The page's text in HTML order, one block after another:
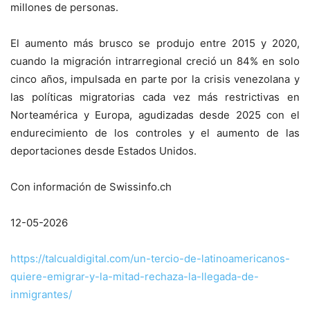
millones de personas.
El aumento más brusco se produjo entre 2015 y 2020,
cuando la migración intrarregional creció un 84% en solo
cinco años, impulsada en parte por la crisis venezolana y
las políticas migratorias cada vez más restrictivas en
Norteamérica y Europa, agudizadas desde 2025 con el
endurecimiento de los controles y el aumento de las
deportaciones desde Estados Unidos.
Con información de Swissinfo.ch
12-05-2026
https://talcualdigital.com/un-tercio-de-latinoamericanos-
quiere-emigrar-y-la-mitad-rechaza-la-llegada-de-
inmigrantes/